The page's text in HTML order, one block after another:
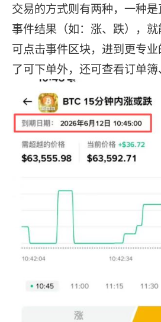
交易的方式则有两种，一种
事件结果（如：涨、跌），
可点击事件区块，进到更专
了可下单外，还可查看订单簿